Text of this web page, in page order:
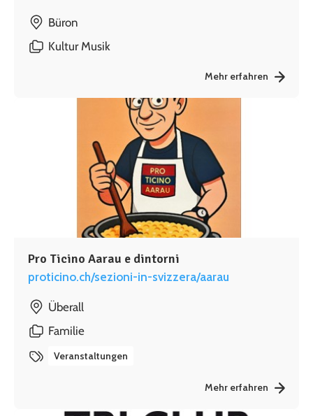
Büron
Kultur Musik
Mehr erfahren
Pro Ticino Aarau e dintorni
proticino.ch/sezioni-in-svizzera/aarau
Überall
Familie
Veranstaltungen
Mehr erfahren